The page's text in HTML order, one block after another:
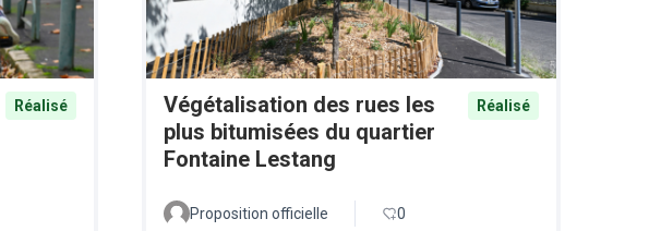
Réalisé
Végétalisation des rues les
plus bitumisées du quartier
Fontaine Lestang
Réalisé
Proposition officielle 0